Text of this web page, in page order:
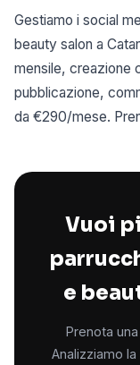
Gestiamo i social
beauty salon a
mensile, creazione
pubblicazione,
da €290/mese.
Vuoi
e
Prenota
Analizziamo